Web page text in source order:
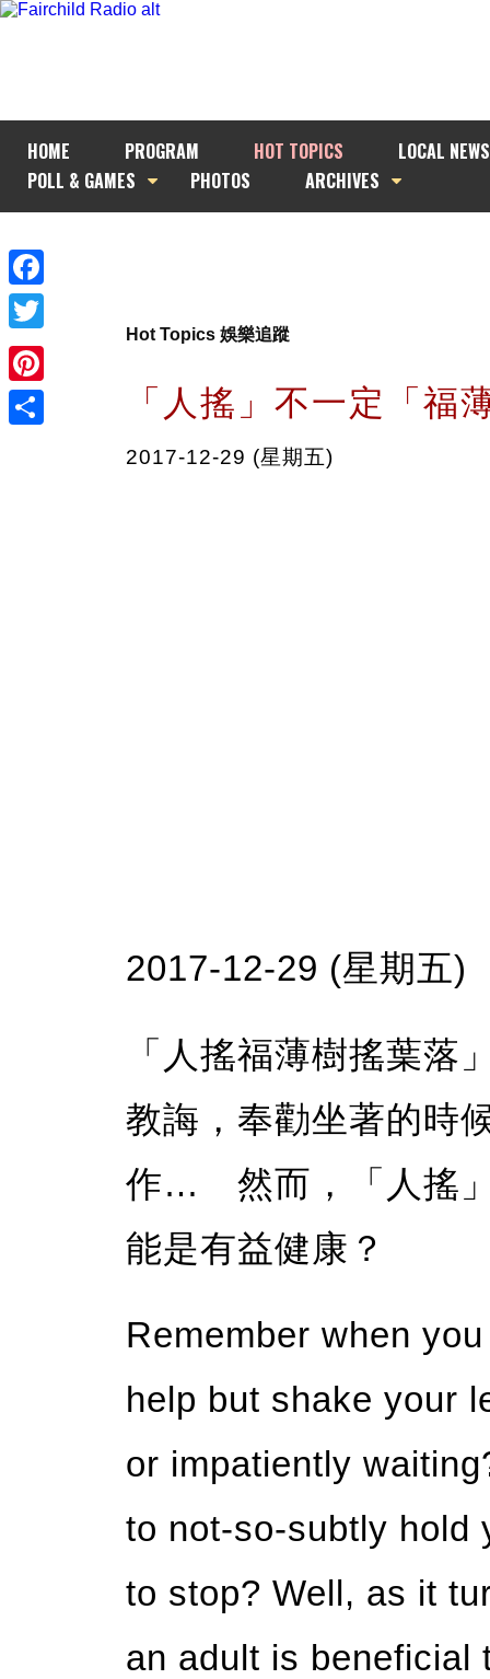
HOME PROGRAM HOT TOPICS
LOCAL NEWS
POLL & GAMES
PHOTOS ARCHIVES
Facebook
Twitter
Pinterest
Hot Topics 娛樂追蹤
「人搖」不一定「福
2017-12-29 (星期五)
2017-12-29 (星期五)
「人搖福薄樹搖葉落
教誨，奉勸坐著的時
作… 然而，「人搖」
能是有益健康？
Remember when
help but shake your
or impatiently
to not-so-subtly hold
to stop? Well, as it
an adult is beneficial